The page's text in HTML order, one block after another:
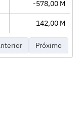
-578,00 M
142,00 M
Próximo